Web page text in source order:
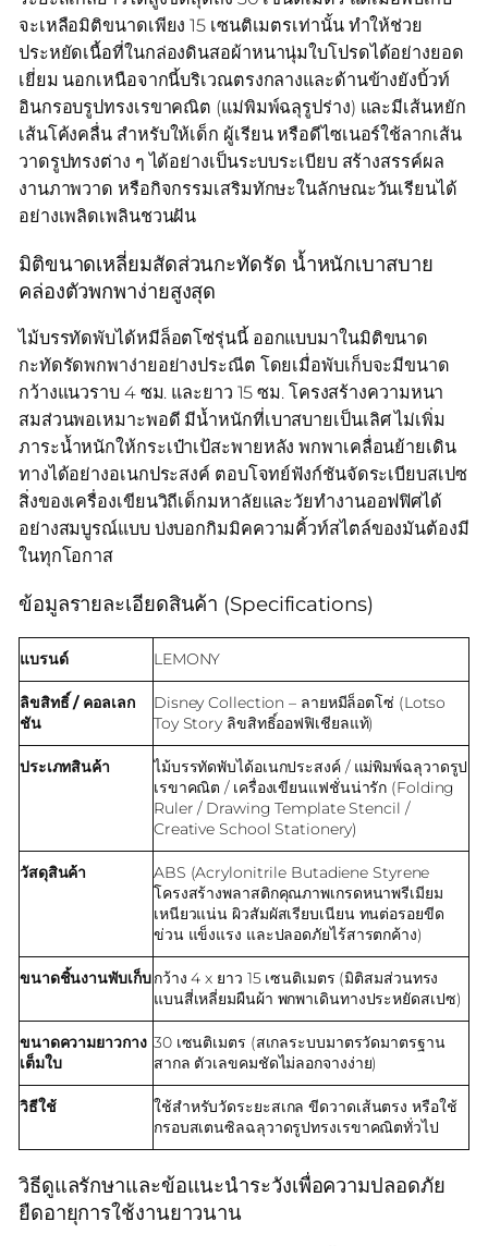
จะเหลือมิติขนาดเพียง 15 เซนติเมตรเท่านั้น ทำให้ช่วย
ประหยัดเนื้อที่ในกล่องดินสอผ้าหนานุ่มใบโปรดได้อย่างยอด
เยี่ยม นอกเหนือจากนี้บริเวณตรงกลางและด้านข้างยังบิ้วท์
อินกรอบรูปทรงเรขาคณิต (แม่พิมพ์ฉลุรูปร่าง) และมีเส้นหยัก
เส้นโค้งคลื่น สำหรับให้เด็ก ผู้เรียน หรือดีไซเนอร์ใช้ลากเส้น
วาดรูปทรงต่าง ๆ ได้อย่างเป็นระบบระเบียบ สร้างสรรค์ผล
งานภาพวาด หรือกิจกรรมเสริมทักษะในลักษณะวันเรียนได้
อย่างเพลิดเพลินชวนฝัน
มิติขนาดเหลี่ยมสัดส่วนกะทัดรัด น้ำหนักเบาสบาย
คล่องตัวพกพาง่ายสูงสุด
ไม้บรรทัดพับได้หมีล็อตโซ่รุ่นนี้ ออกแบบมาในมิติขนาด
กะทัดรัดพกพาง่ายอย่างประณีต โดยเมื่อพับเก็บจะมีขนาด
กว้างแนวราบ 4 ซม. และยาว 15 ซม. โครงสร้างความหนา
สมส่วนพอเหมาะพอดี มีน้ำหนักที่เบาสบายเป็นเลิศ ไม่เพิ่ม
ภาระน้ำหนักให้กระเป๋าเป้สะพายหลัง พกพาเคลื่อนย้ายเดิน
ทางได้อย่างอเนกประสงค์ ตอบโจทย์ฟังก์ชันจัดระเบียบสเปซ
สิ่งของเครื่องเขียนวิถีเด็กมหาลัยและวัยทำงานออฟฟิศได้
อย่างสมบูรณ์แบบ บ่งบอกกิมมิคความคิ้วท์สไตล์ของมันต้องมี
ในทุกโอกาส
ข้อมูลรายละเอียดสินค้า (Specifications)
แบรนด์ LEMONY
ลิขสิทธิ์ / คอลเลก
ชัน
Disney Collection – ลายหมีล็อตโซ่ (Lotso
Toy Story ลิขสิทธิ์ออฟฟิเชียลแท้)
ประเภทสินค้า
ไม้บรรทัดพับได้อเนกประสงค์ / แม่พิมพ์ฉลุวาดรูป
เรขาคณิต / เครื่องเขียนแฟชั่นน่ารัก (Folding
Ruler / Drawing Template Stencil /
Creative School Stationery)
วัสดุสินค้า
ABS (Acrylonitrile Butadiene Styrene
โครงสร้างพลาสติกคุณภาพเกรดหนาพรีเมียม
เหนียวแน่น ผิวสัมผัสเรียบเนียน ทนต่อรอยขีด
ข่วน แข็งแรง และปลอดภัยไร้สารตกค้าง)
ขนาดชิ้นงานพับเก็บกว้าง 4 x ยาว 15 เซนติเมตร (มิติสมส่วนทรง
แบนสี่เหลี่ยมผืนผ้า พกพาเดินทางประหยัดสเปซ)
ขนาดความยาวกาง
เต็มใบ
30 เซนติเมตร (สเกลระบบมาตรวัดมาตรฐาน
สากล ตัวเลขคมชัดไม่ลอกจางง่าย)
วิธีใช้
ใช้สำหรับวัดระยะสเกล ขีดวาดเส้นตรง หรือใช้
กรอบสเตนซิลฉลุวาดรูปทรงเรขาคณิตทั่วไป
วิธีดูแลรักษาและข้อแนะนำระวังเพื่อความปลอดภัย
ยืดอายุการใช้งานยาวนาน